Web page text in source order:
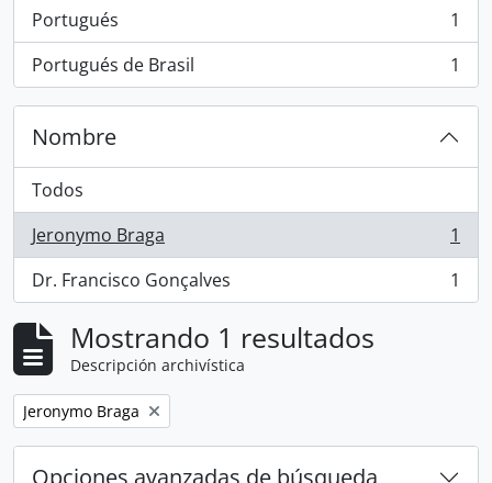
Portugués
, 1 resultados
1
Portugués de Brasil
, 1 resultados 1
Nombre
Todos
Jeronymo Braga
, 1 resultados
1
Dr. Francisco Gonçalves
, 1 resultados 1
Mostrando 1 resultados
Descripción archivística
Remove filter:
Jeronymo Braga
Opciones avanzadas de búsqueda